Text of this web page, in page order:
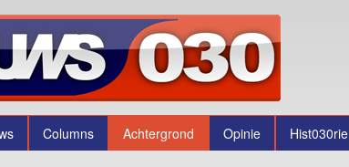
Columns Achtergrond Opinie Hist030rie